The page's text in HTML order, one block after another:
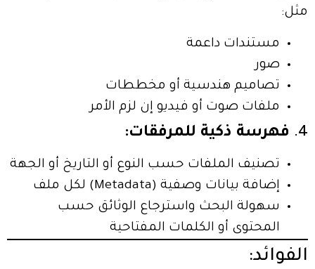
مثل:
مستندات داعمة
صور
تصاميم هندسية أو مخططات
ملفات صوت أو فيديو إن لزم الأمر
4. فهرسة ذكية للمرفقات:
تصنيف الملفات حسب النوع أو التاريخ أو الجهة
إضافة بيانات وصفية (Metadata) لكل ملف
سهولة البحث واسترجاع الوثائق حسب
المحتوى أو الكلمات المفتاحية
الفوائد: